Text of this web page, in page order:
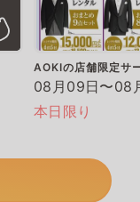
AOKIの店舗限定サ
08月09日〜08
本日限り